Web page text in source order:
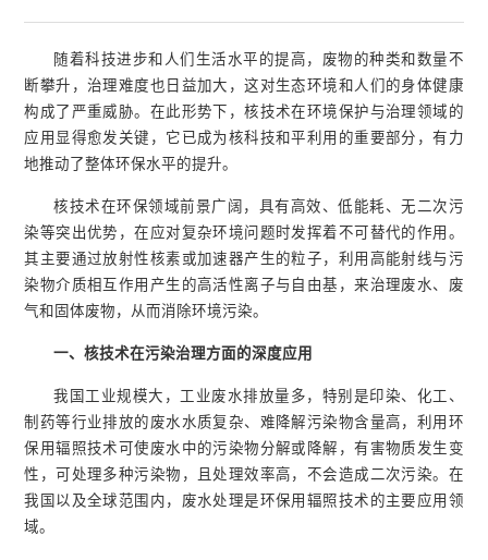
随着科技进步和人们生活水平的提高，废物的种类和数量不
断攀升，治理难度也日益加大，这对生态环境和人们的身体健康
构成了严重威胁。在此形势下，核技术在环境保护与治理领域的
应用显得愈发关键，它已成为核科技和平利用的重要部分，有力
地推动了整体环保水平的提升。
核技术在环保领域前景广阔，具有高效、低能耗、无二次污
染等突出优势，在应对复杂环境问题时发挥着不可替代的作用。
其主要通过放射性核素或加速器产生的粒子，利用高能射线与污
染物介质相互作用产生的高活性离子与自由基，来治理废水、废
气和固体废物，从而消除环境污染。
一、核技术在污染治理方面的深度应用
我国工业规模大，工业废水排放量多，特别是印染、化工、
制药等行业排放的废水水质复杂、难降解污染物含量高，利用环
保用辐照技术可使废水中的污染物分解或降解，有害物质发生变
性，可处理多种污染物，且处理效率高，不会造成二次污染。在
我国以及全球范围内，废水处理是环保用辐照技术的主要应用领
域。